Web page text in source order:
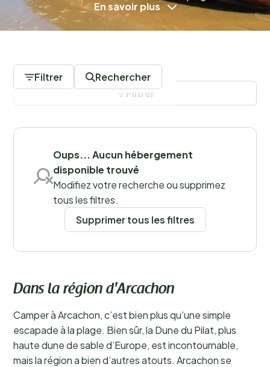
familles avec enfants. Grâce à sa situation naturelle
dans la baie d’Arcachon, la ville est entourée de vastes
plages de sable doré et d’une mer calme aux eaux
architecture typiquement victorienne qui confère à
Arcachon une atmosphère pittoresque. Un camping à
Arcachon est idéal pour les familles souhaitant offrir à
leurs enfants des vacances à la plage dans des eaux
En savoir plus
Filtrer Rechercher
Sauvegarder les filtres
Filtrer
Oups... Aucun hébergement
disponible trouvé
Modifiez votre recherche ou supprimez
tous les filtres.
Supprimer tous les filtres
Dans la région d'Arcachon
Camper à Arcachon, c’est bien plus qu’une simple
escapade à la plage. Bien sûr, la Dune du Pilat, plus
haute dune de sable d’Europe, est incontournable,
mais la région a bien d’autres atouts. Arcachon se